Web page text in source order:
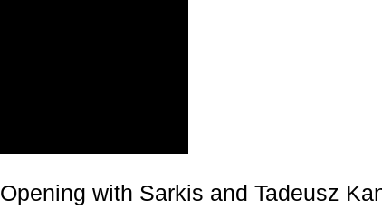
Opening with Sarkis and Tadeusz